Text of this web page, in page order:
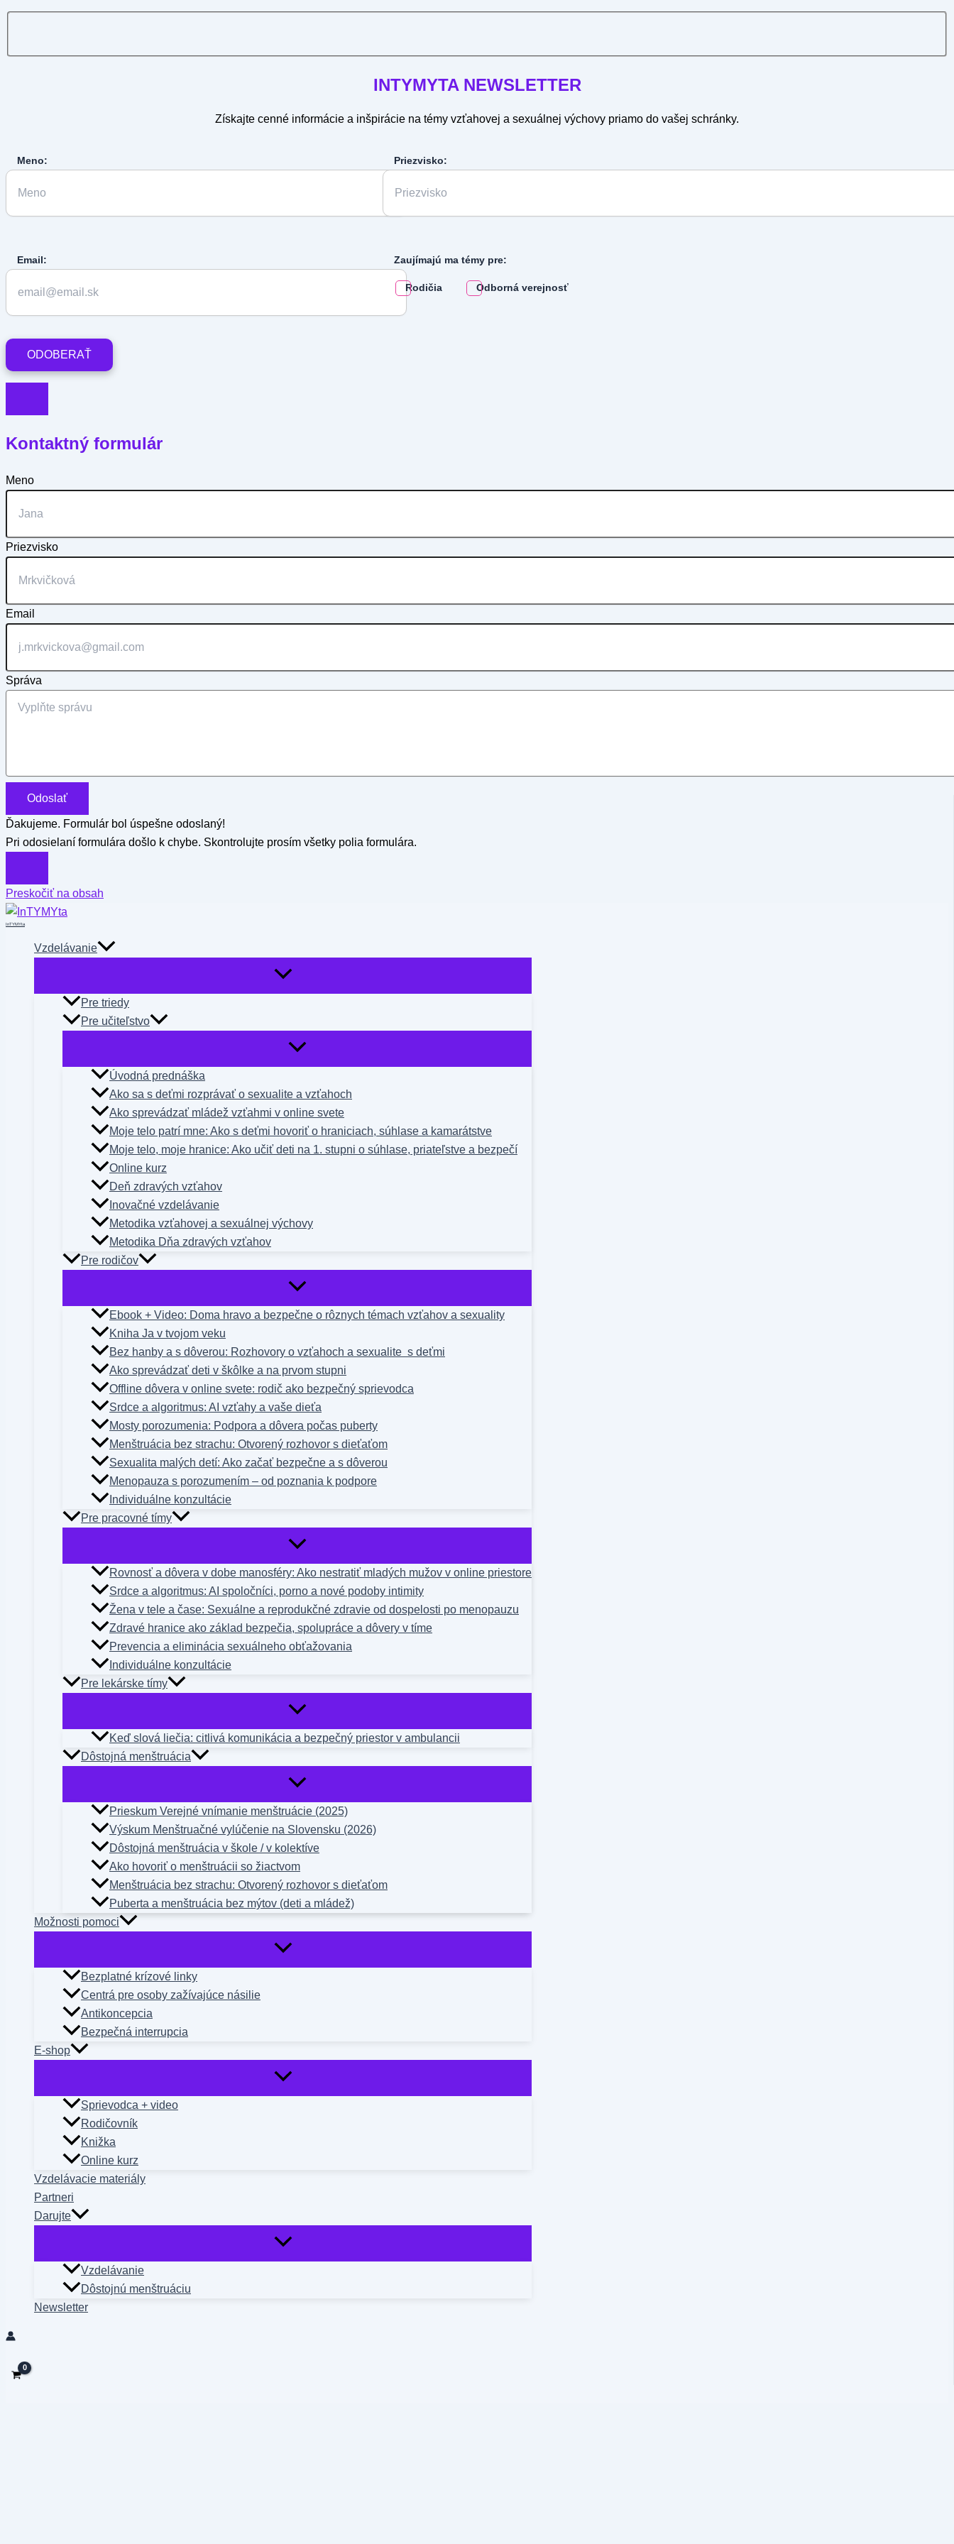
INTYMYTA NEWSLETTER
Získajte cenné informácie a inšpirácie na témy vzťahovej a sexuálnej výchovy priamo do vašej schránky.
Meno: Priezvisko:
Email: Zaujímajú ma témy pre:
Rodičia Odborná verejnosť
Kontaktný formulár
Meno
Priezvisko
Email
Správa
Odoslať
Ďakujeme. Formulár bol úspešne odoslaný!
Pri odosielaní formulára došlo k chybe. Skontrolujte prosím všetky polia formulára.
Preskočiť na obsah
InTYMYta
Vzdelávanie
Pre triedy
Pre učiteľstvo
Úvodná prednáška
Ako sa s deťmi rozprávať o sexualite a vzťahoch
Ako sprevádzať mládež vzťahmi v online svete
Moje telo patrí mne: Ako s deťmi hovoriť o hraniciach, súhlase a kamarátstve
Moje telo, moje hranice: Ako učiť deti na 1. stupni o súhlase, priateľstve a bezpečí
Online kurz
Deň zdravých vzťahov
Inovačné vzdelávanie
Metodika vzťahovej a sexuálnej výchovy
Metodika Dňa zdravých vzťahov
Pre rodičov
Ebook + Video: Doma hravo a bezpečne o rôznych témach vzťahov a sexuality
Kniha Ja v tvojom veku
Bez hanby a s dôverou: Rozhovory o vzťahoch a sexualite s deťmi
Ako sprevádzať deti v škôlke a na prvom stupni
Offline dôvera v online svete: rodič ako bezpečný sprievodca
Srdce a algoritmus: AI vzťahy a vaše dieťa
Mosty porozumenia: Podpora a dôvera počas puberty
Menštruácia bez strachu: Otvorený rozhovor s dieťaťom
Sexualita malých detí: Ako začať bezpečne a s dôverou
Menopauza s porozumením – od poznania k podpore
Individuálne konzultácie
Pre pracovné tímy
Rovnosť a dôvera v dobe manosféry: Ako nestratiť mladých mužov v online priestore
Srdce a algoritmus: AI spoločníci, porno a nové podoby intimity
Žena v tele a čase: Sexuálne a reprodukčné zdravie od dospelosti po menopauzu
Zdravé hranice ako základ bezpečia, spolupráce a dôvery v tíme
Prevencia a eliminácia sexuálneho obťažovania
Individuálne konzultácie
Pre lekárske tímy
Keď slová liečia: citlivá komunikácia a bezpečný priestor v ambulancii
Dôstojná menštruácia
Prieskum Verejné vnímanie menštruácie (2025)
Výskum Menštruačné vylúčenie na Slovensku (2026)
Dôstojná menštruácia v škole / v kolektíve
Ako hovoriť o menštruácii so žiactvom
Menštruácia bez strachu: Otvorený rozhovor s dieťaťom
Puberta a menštruácia bez mýtov (deti a mládež)
Možnosti pomoci
Bezplatné krízové linky
Centrá pre osoby zažívajúce násilie
Antikoncepcia
Bezpečná interrupcia
E-shop
Sprievodca + video
Rodičovník
Knižka
Online kurz
Vzdelávacie materiály
Partneri
Darujte
Vzdelávanie
Dôstojnú menštruáciu
Newsletter